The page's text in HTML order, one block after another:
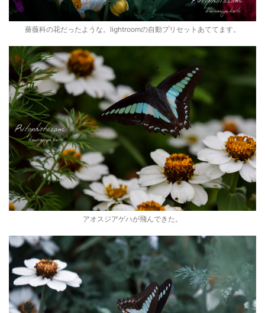
薔薇科の花だったような。lightroomの自動プリセットあててます。
アオスジアゲハが飛んできた。